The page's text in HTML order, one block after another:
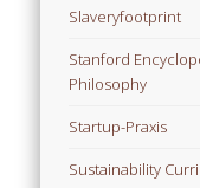
Slaveryfootprint
Stanford
Philosophy
Startup-Praxis
Sustainability